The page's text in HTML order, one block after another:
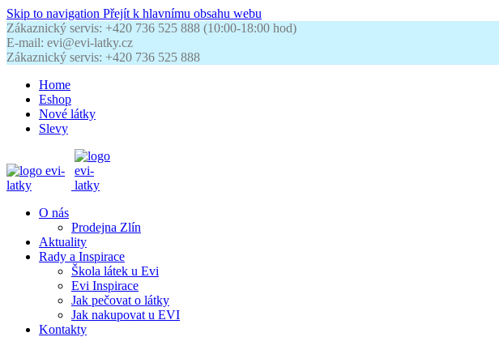
Skip to navigation Přejít k hlavnímu obsahu webu
Zákaznický servis: +420 736 525 888 (10:00-18:00 hod)
E-mail: evi@evi-latky.cz
Zákaznický servis: +420 736 525 888
Home
Eshop
Nové látky
Slevy
O nás
Prodejna Zlín
Aktuality
Rady a Inspirace
Škola látek u Evi
Evi Inspirace
Jak pečovat o látky
Jak nakupovat u EVI
Kontakty